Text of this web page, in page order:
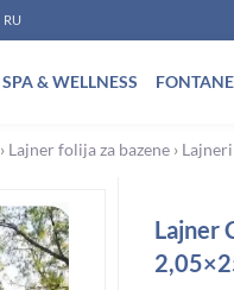
RU
SPA & WELLNESS FONTANE
› Lajner folija za bazene › Lajneri
Lajner